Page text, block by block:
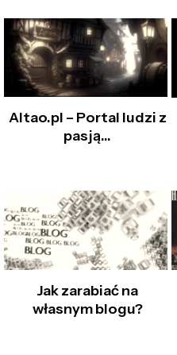
Altao.pl – Portal ludzi z
pasją...
Jak zarabiać na
własnym blogu?